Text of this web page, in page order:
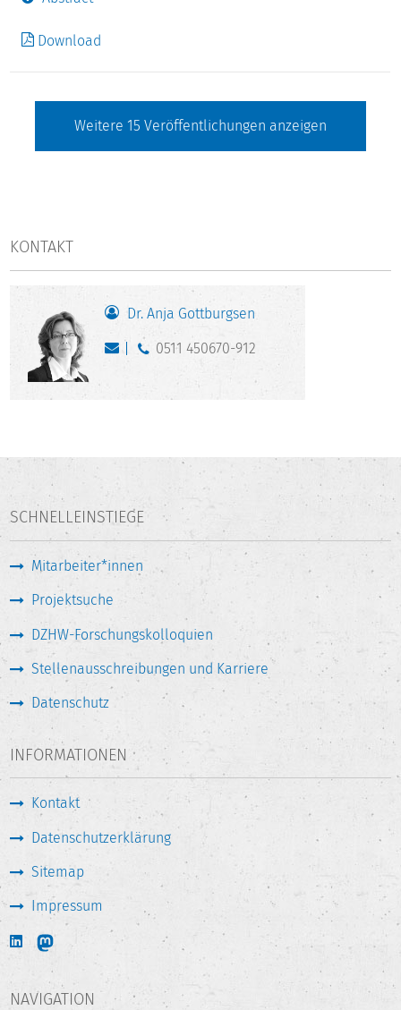
Download
Weitere 15 Veröffentlichungen anzeigen
KONTAKT
Dr. Anja Gottburgsen
0511 450670-912
SCHNELLEINSTIEGE
Mitarbeiter*innen
Projektsuche
DZHW-Forschungskolloquien
Stellenausschreibungen und Karriere
Datenschutz
INFORMATIONEN
Kontakt
Datenschutzerklärung
Sitemap
Impressum
NAVIGATION